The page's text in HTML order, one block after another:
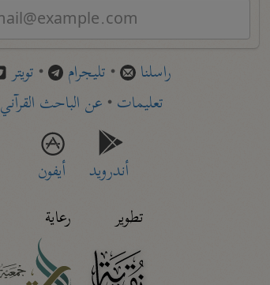
راسلنا • تليجرام • تويتر
تعليمات• عن الباحث القرآني
أندرويد
أيفون
تطوير
رعاية